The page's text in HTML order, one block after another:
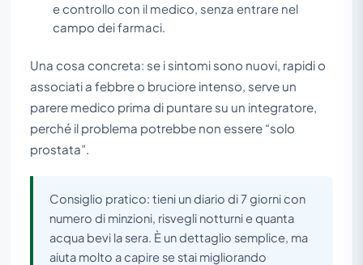
e controllo con il medico, senza entrare nel
campo dei farmaci.
Una cosa concreta: se i sintomi sono nuovi, rapidi o
associati a febbre o bruciore intenso, serve un
parere medico prima di puntare su un integratore,
perché il problema potrebbe non essere “solo
prostata”.
Consiglio pratico: tieni un diario di 7 giorni con
numero di minzioni, risvegli notturni e quanta
acqua bevi la sera. È un dettaglio semplice, ma
aiuta molto a capire se stai migliorando